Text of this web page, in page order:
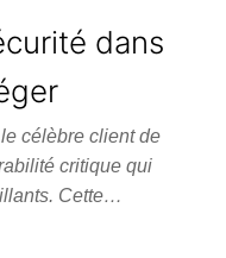
dans
célèbre client de
critique qui
Cette…